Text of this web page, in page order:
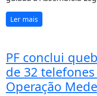
Ler mais
PF conclui
de 32
Operação